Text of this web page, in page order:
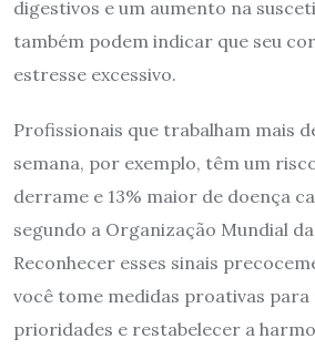
digestivos e um aumento na
também podem indicar que seu
estresse excessivo.
Profissionais que trabalham mais
semana, por exemplo, têm um
derrame e 13% maior de doença
segundo a Organização Mundial da
Reconhecer esses sinais
você tome medidas proativas para
prioridades e restabelecer a